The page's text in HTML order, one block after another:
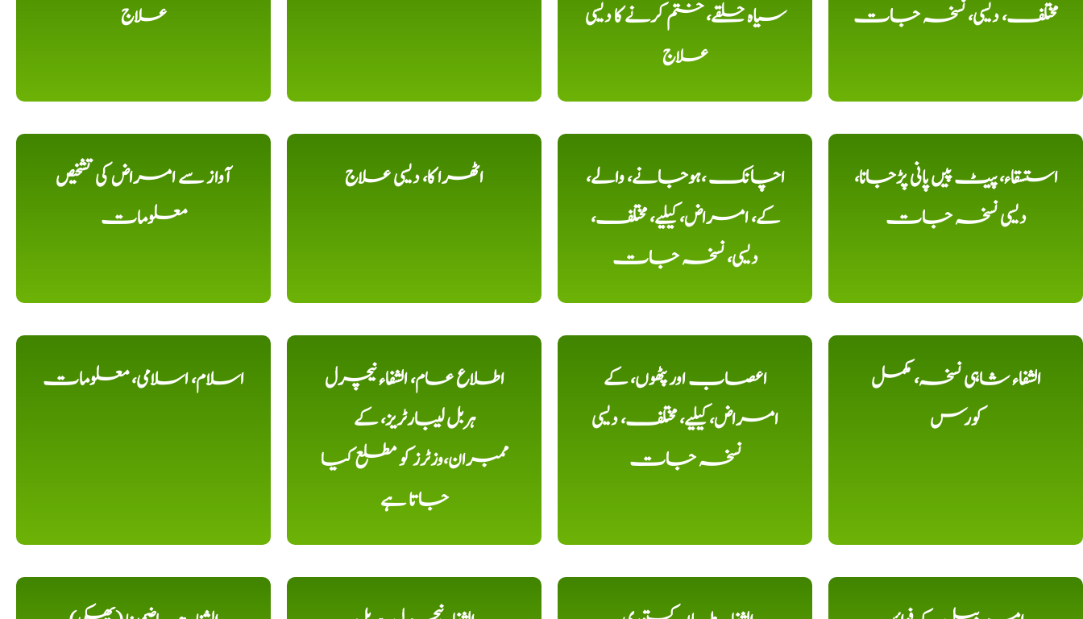
علاج
سیاہ حلقے، ختم کرنے کا دیسی
علاج
مختلف، دیسی، نسخہ جات
آواز سے امراض کی تشخیص
معلومات
اٹھرا کا، دیسی علاج
اچانک ،ہوجانے، والے،
کے، امراض، کیلیے، مختلف،
دیسی، نسخہ جات
استسقاء، پیٹ پیں پانی پڑجانا،
دیسی نسخہ جات
اسلام، اسلامی، معلومات
اطلاع عام، الشفاء نیچرل
ہربل لیبارٹریز، کے
ممبران،وزٹرز کو مطلع کیا
جاتا ہے
اعصاب اور پٹھوں، کے
امراض، کیلیے، مختلف، دیسی
نسخہ جات
الشفاء شاہی نسخہ، مکمل
کورس